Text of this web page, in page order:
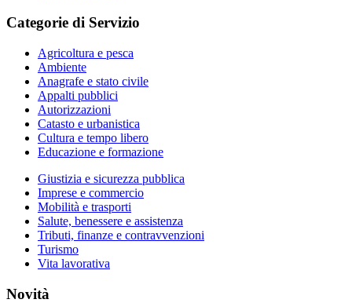
Categorie di Servizio
Agricoltura e pesca
Ambiente
Anagrafe e stato civile
Appalti pubblici
Autorizzazioni
Catasto e urbanistica
Cultura e tempo libero
Educazione e formazione
Giustizia e sicurezza pubblica
Imprese e commercio
Mobilità e trasporti
Salute, benessere e assistenza
Tributi, finanze e contravvenzioni
Turismo
Vita lavorativa
Novità